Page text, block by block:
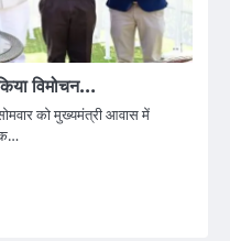
विमोचन…
को मुख्यमंत्री आवास में